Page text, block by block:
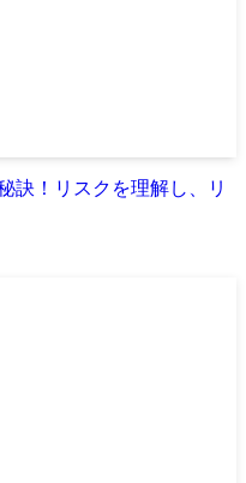
訣！リスクを理解し、リ